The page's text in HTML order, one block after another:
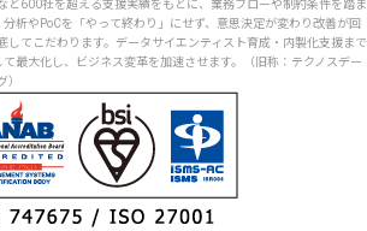
ど600社を超える支援実績をもとに、業務フローや制約条件を踏ま
析やPoCを「やって終わり」にせず、意思決定が変わり改善が回
してこだわります。データサイエンティスト育成・内製化支援まで
最大化し、ビジネス変革を加速させます。（旧称：テクノスデー
）